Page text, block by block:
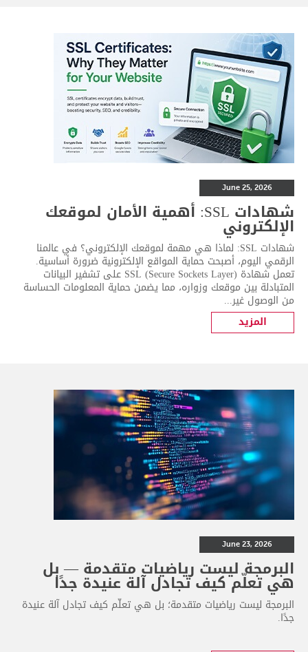
June 25, 2026
شهادات SSL: أهمية الأمان لموقعك
الإلكتروني
شهادات SSL: لماذا هي مهمة لموقعك الإلكتروني؟ في عالمنا
الرقمي اليوم، أصبحت حماية المواقع الإلكترونية ضرورة أساسية.
تعمل شهادة SSL (Secure Sockets Layer) على تشفير البيانات
المتبادلة بين موقعك وزواره، مما يضمن حماية المعلومات الحساسة
من الوصول غير...
المزيد
June 23, 2026
البرمجة ليست رياضيات متقدمة — بل
هي تعلّم كيف تجادل آلة عنيدة جدًا
البرمجة ليست رياضيات متقدمة؛ بل هي تعلّم كيف تجادل آلة عنيدة
جدًا.